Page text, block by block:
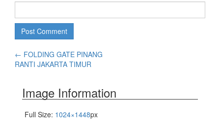
← FOLDING GATE PINANG
RANTI JAKARTA TIMUR
Image Information
Full Size: 1024×1448px